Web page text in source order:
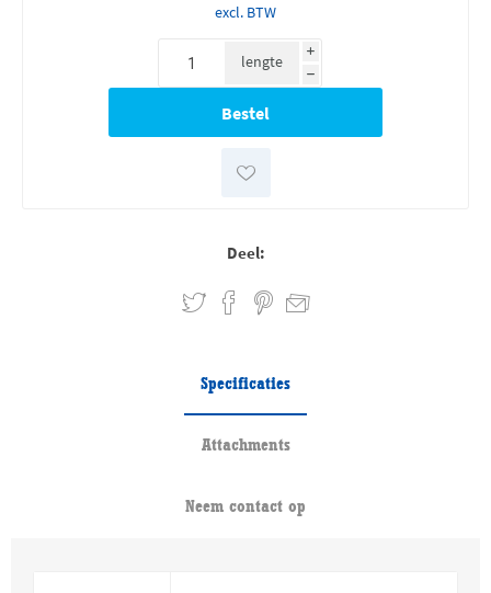
excl. BTW
i
h
lengte
Deel:
Specificaties
Attachments
Neem contact op